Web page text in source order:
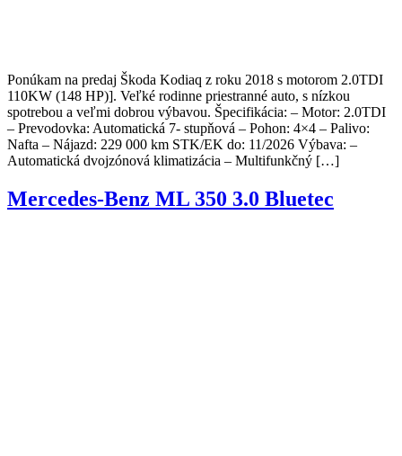
Ponúkam na predaj Škoda Kodiaq z roku 2018 s motorom 2.0TDI
110KW (148 HP)]. Veľké rodinne priestranné auto, s nízkou
spotrebou a veľmi dobrou výbavou. Špecifikácia: – Motor: 2.0TDI
– Prevodovka: Automatická 7- stupňová – Pohon: 4×4 – Palivo:
Nafta – Nájazd: 229 000 km STK/EK do: 11/2026 Výbava: –
Automatická dvojzónová klimatizácia – Multifunkčný […]
Mercedes-Benz ML 350 3.0 Bluetec